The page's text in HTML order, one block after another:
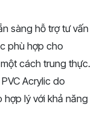
sàng hỗ trợ tư vấn
phù hợp cho
cách trung thực.
Acrylic do
hợp lý với khả năng